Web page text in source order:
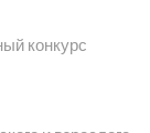
конкурс